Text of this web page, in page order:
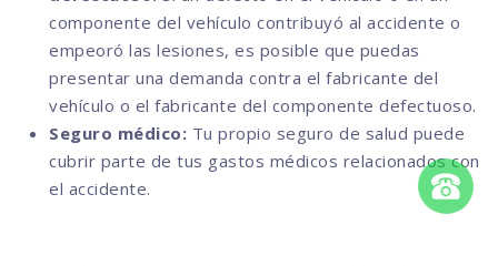
componente del vehículo contribuyó al accidente o
empeoró las lesiones, es posible que puedas
presentar una demanda contra el fabricante del
vehículo o el fabricante del componente defectuoso.
Seguro médico: Tu propio seguro de salud puede
cubrir parte de tus gastos médicos relacionados con
el accidente.